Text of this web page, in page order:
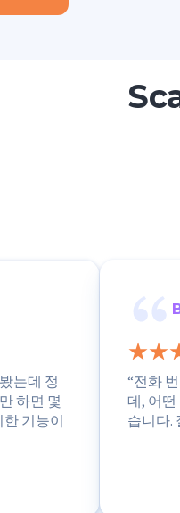
는데 정
하면 몇
기능이
“전화
데, 어
습니다.